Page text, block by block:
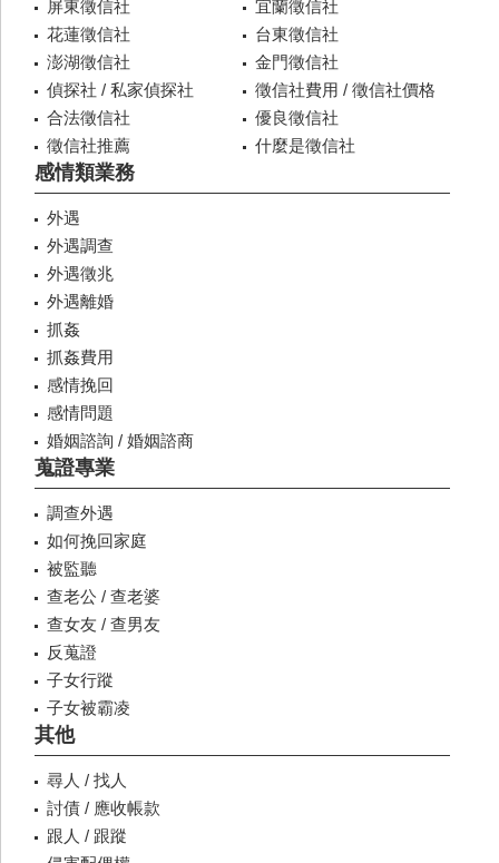
屏東徵信社
宜蘭徵信社
花蓮徵信社
台東徵信社
澎湖徵信社
金門徵信社
偵探社 / 私家偵探社
徵信社費用 / 徵信社價格
合法徵信社
優良徵信社
徵信社推薦
什麼是徵信社
感情類業務
外遇
外遇調查
外遇徵兆
外遇離婚
抓姦
抓姦費用
感情挽回
感情問題
婚姻諮詢 / 婚姻諮商
蒐證專業
調查外遇
如何挽回家庭
被監聽
查老公 / 查老婆
查女友 / 查男友
反蒐證
子女行蹤
子女被霸凌
其他
尋人 / 找人
討債 / 應收帳款
跟人 / 跟蹤